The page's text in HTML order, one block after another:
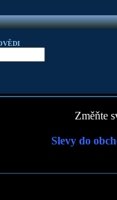
Změňte
Slevy do